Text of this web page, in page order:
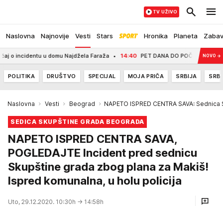
Naslovna Najnovije Vesti Stars Hronika Planeta
TV UŽIVO
u domu Najdžela Faraža 14:40 PET DANA DO POČETKA EVROPSKOG
NOVO →
POLITIKA DRUŠTVO SPECIJAL MOJA PRIČA SRBIJA
Naslovna Vesti Beograd NAPETO ISPRED CENTRA SAVA:
SEDICA SKUPŠTINE GRADA BEOGRADA
NAPETO ISPRED CENTRA SAVA,
POGLEDAJTE Incident pred sednicu
Skupštine grada zbog plana za Makiš!
Ispred komunalna, u holu policija
Uto, 29.12.2020. 10:30h → 14:58h